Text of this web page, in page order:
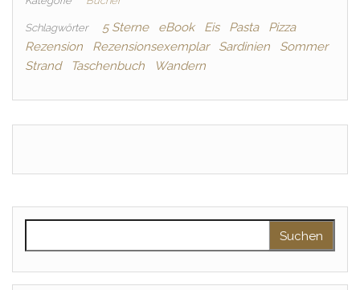
Schlagwörter 5 Sterne eBook Eis Pasta
Pizza
Rezension
Rezensionsexemplar Sardinien
Sommer
Strand
Taschenbuch Wandern